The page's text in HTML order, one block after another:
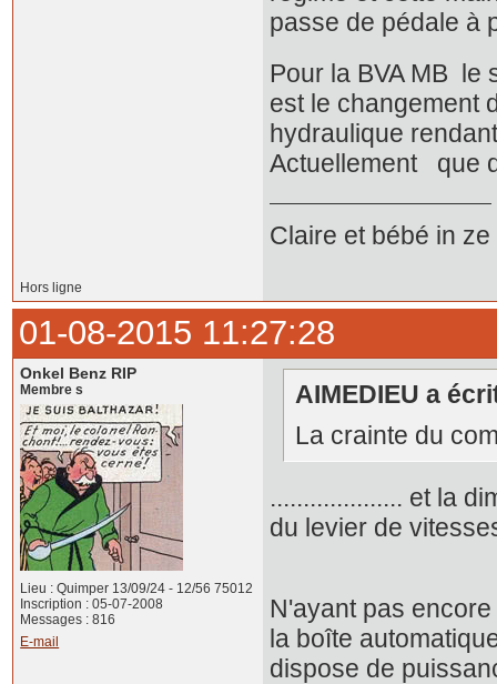
passe de pédale à
Pour la BVA MB le
est le changement
hydraulique
Actuellement que
Claire et bébé in
Hors ligne
01-08-2015 11:27:28
Onkel Benz RIP
Membre s
Lieu : Quimper 13/09/24 - 12/56 75012
Inscription : 05-07-2008
Messages : 816
E-mail
AIMEDIEU a
La crainte du
.................... et la
du levier de
N'ayant pas
la boîte
dispose de